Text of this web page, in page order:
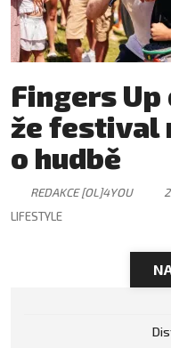
Fingers
že festival
o hudbě
REDAKCE [OL]4YOU
LIFESTYLE